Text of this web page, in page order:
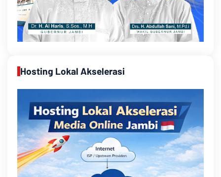
Hosting Lokal Akselerasi